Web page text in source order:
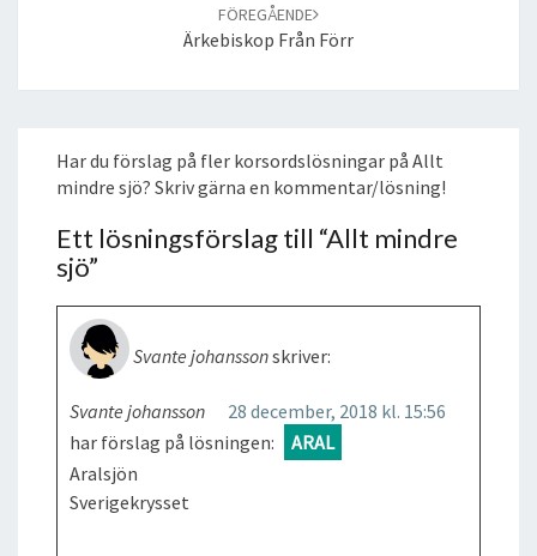
FÖREGÅENDE
Ärkebiskop Från Förr
Har du förslag på fler korsordslösningar på Allt
mindre sjö? Skriv gärna en kommentar/lösning!
Ett lösningsförslag till “Allt mindre
sjö”
Svante johanssonskriver:
28 december, 2018 kl. 15:56
Svante johansson
har förslag på lösningen:
ARAL
Aralsjön
Sverigekrysset